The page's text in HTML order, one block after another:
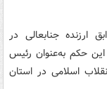
ارزنده جنابعالی در
حکم به‌عنوان رئیس
اسلامی در استان